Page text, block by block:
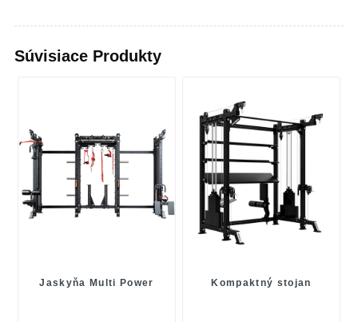
Súvisiace Produkty
Jaskyňa Multi Power Kompaktný stojan